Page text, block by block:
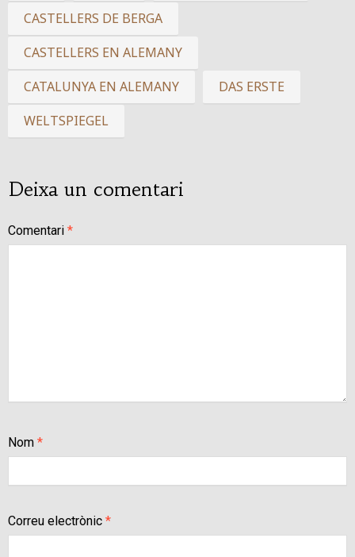
CASTELLERS DE BERGA
CASTELLERS EN ALEMANY
CATALUNYA EN ALEMANY
DAS ERSTE
WELTSPIEGEL
Deixa un comentari
Comentari *
Nom *
Correu electrònic *